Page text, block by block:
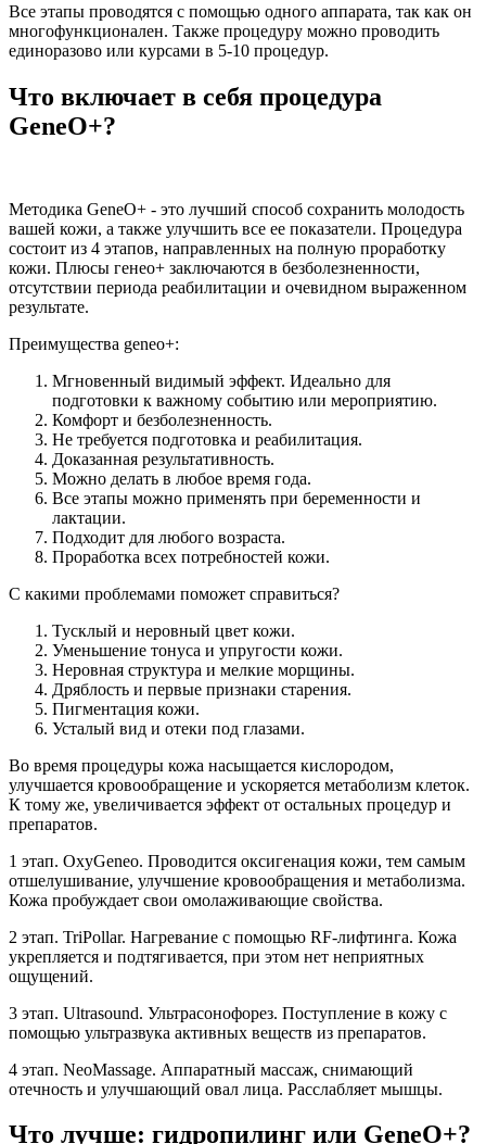
Все этапы проводятся с помощью одного аппарата, так как он
многофункционален. Также процедуру можно проводить
единоразово или курсами в 5-10 процедур.
Что включает в себя процедура
GeneO+?
Методика GeneO+ - это лучший способ сохранить молодость
вашей кожи, а также улучшить все ее показатели. Процедура
состоит из 4 этапов, направленных на полную проработку
кожи. Плюсы генео+ заключаются в безболезненности,
отсутствии периода реабилитации и очевидном выраженном
результате.
Преимущества geneo+:
Мгновенный видимый эффект. Идеально для
подготовки к важному событию или мероприятию.
Комфорт и безболезненность.
Не требуется подготовка и реабилитация.
Доказанная результативность.
Можно делать в любое время года.
Все этапы можно применять при беременности и
лактации.
Подходит для любого возраста.
Проработка всех потребностей кожи.
С какими проблемами поможет справиться?
Тусклый и неровный цвет кожи.
Уменьшение тонуса и упругости кожи.
Неровная структура и мелкие морщины.
Дряблость и первые признаки старения.
Пигментация кожи.
Усталый вид и отеки под глазами.
Во время процедуры кожа насыщается кислородом,
улучшается кровообращение и ускоряется метаболизм клеток.
К тому же, увеличивается эффект от остальных процедур и
препаратов.
1 этап. OxyGeneo. Проводится оксигенация кожи, тем самым
отшелушивание, улучшение кровообращения и метаболизма.
Кожа пробуждает свои омолаживающие свойства.
2 этап. TriPollar. Нагревание с помощью RF-лифтинга. Кожа
укрепляется и подтягивается, при этом нет неприятных
ощущений.
3 этап. Ultrasound. Ультрасонофорез. Поступление в кожу с
помощью ультразвука активных веществ из препаратов.
4 этап. NeoMassage. Аппаратный массаж, снимающий
отечность и улучшающий овал лица. Расслабляет мышцы.
Что лучше: гидропилинг или GeneO+?